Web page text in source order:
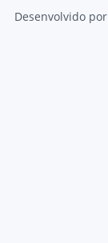
Desenvolvido por